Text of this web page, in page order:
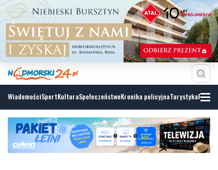
WiadomościSportKulturaSpołeczeństwoKronika policyjnaTurystyka